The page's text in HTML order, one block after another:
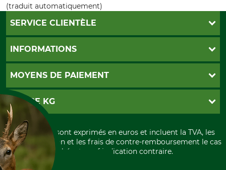
(traduit automatiquement)
SERVICE CLIENTÈLE
Foire aux questions
Paramètres des cookies
INFORMATIONS
CGV
Conditions d'annulation
Formulaire de rétraction
Politique de confidentialité
Élimination et environnement
Rétractation de votre commande
MOYENS DE PAIEMENT
PayPal
Carte de crédit
Paiement á l'avance
GRUBE KG
Histoire
International
Portrait
Qui sommes-nous
Tous les prix sont exprimés en euros et incluent la TVA, les
frais d'expédition et les frais de contre-remboursement le cas
échéant, sauf indication contraire.